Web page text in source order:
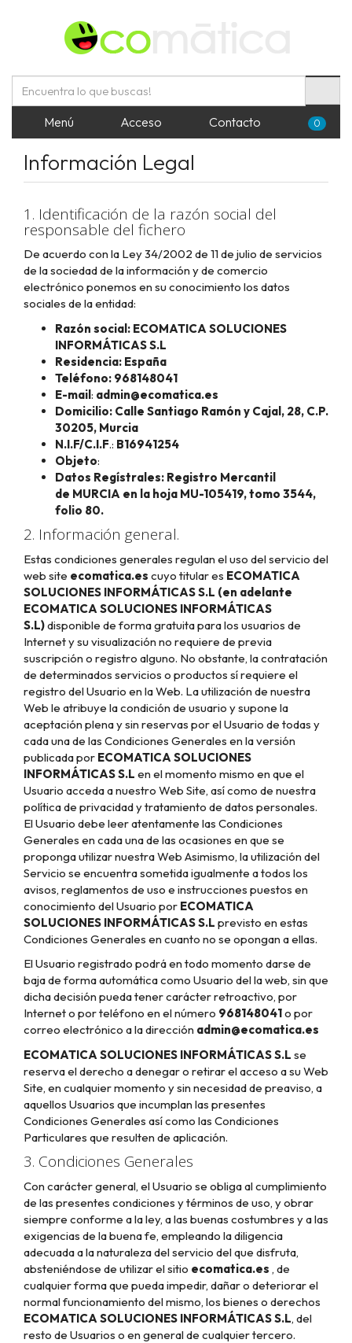
Menú Acceso Contacto 0
Información Legal
1. Identificación de la razón social del
responsable del fichero
De acuerdo con la Ley 34/2002 de 11 de julio de servicios
de la sociedad de la información y de comercio
electrónico ponemos en su conocimiento los datos
sociales de la entidad:
Razón social: ECOMATICA SOLUCIONES
INFORMÁTICAS S.L
Residencia: España
Teléfono: 968148041
E-mail: admin@ecomatica.es
Domicilio: Calle Santiago Ramón y Cajal, 28, C.P.
30205, Murcia
N.I.F/C.I.F.: B16941254
Objeto:
Datos Regístrales: Registro Mercantil
de MURCIA en la hoja MU-105419, tomo 3544,
folio 80.
2. Información general.
Estas condiciones generales regulan el uso del servicio del
web site ecomatica.es cuyo titular es ECOMATICA
SOLUCIONES INFORMÁTICAS S.L (en adelante
ECOMATICA SOLUCIONES INFORMÁTICAS
S.L)disponible de forma gratuita para los usuarios de
Internet y su visualización no requiere de previa
suscripción o registro alguno. No obstante, la contratación
de determinados servicios o productos sí requiere el
registro del Usuario en la Web. La utilización de nuestra
Web le atribuye la condición de usuario y supone la
aceptación plena y sin reservas por el Usuario de todas y
cada una de las Condiciones Generales en la versión
publicada por ECOMATICA SOLUCIONES
INFORMÁTICAS S.L en el momento mismo en que el
Usuario acceda a nuestro Web Site, así como de nuestra
política de privacidad y tratamiento de datos personales.
El Usuario debe leer atentamente las Condiciones
Generales en cada una de las ocasiones en que se
proponga utilizar nuestra Web Asimismo, la utilización del
Servicio se encuentra sometida igualmente a todos los
avisos, reglamentos de uso e instrucciones puestos en
conocimiento del Usuario por ECOMATICA
SOLUCIONES INFORMÁTICAS S.L previsto en estas
Condiciones Generales en cuanto no se opongan a ellas.
El Usuario registrado podrá en todo momento darse de
baja de forma automática como Usuario del la web, sin que
dicha decisión pueda tener carácter retroactivo, por
Internet o por teléfono en el número 968148041o por
correo electrónico a la dirección admin@ecomatica.es
ECOMATICA SOLUCIONES INFORMÁTICAS S.L se
reserva el derecho a denegar o retirar el acceso a su Web
Site, en cualquier momento y sin necesidad de preaviso, a
aquellos Usuarios que incumplan las presentes
Condiciones Generales así como las Condiciones
Particulares que resulten de aplicación.
3. Condiciones Generales
Con carácter general, el Usuario se obliga al cumplimiento
de las presentes condiciones y términos de uso, y obrar
siempre conforme a la ley, a las buenas costumbres y a las
exigencias de la buena fe, empleando la diligencia
adecuada a la naturaleza del servicio del que disfruta,
absteniéndose de utilizar el sitio ecomatica.es , de
cualquier forma que pueda impedir, dañar o deteriorar el
normal funcionamiento del mismo, los bienes o derechos
ECOMATICA SOLUCIONES INFORMÁTICAS S.L, del
resto de Usuarios o en general de cualquier tercero.